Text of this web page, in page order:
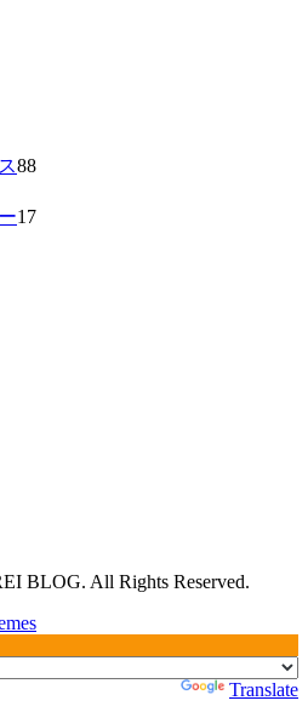
88
17
BLOG. All Rights Reserved.
Translate